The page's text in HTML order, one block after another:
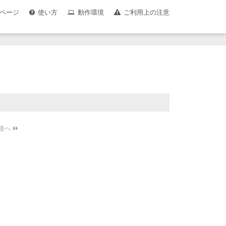
ージ 使い方 動作環境 ご利用上の注意